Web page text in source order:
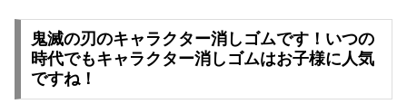
鬼滅の刃のキャラクター消しゴムです！いつの
時代でもキャラクター消しゴムはお子様に人気
ですね！